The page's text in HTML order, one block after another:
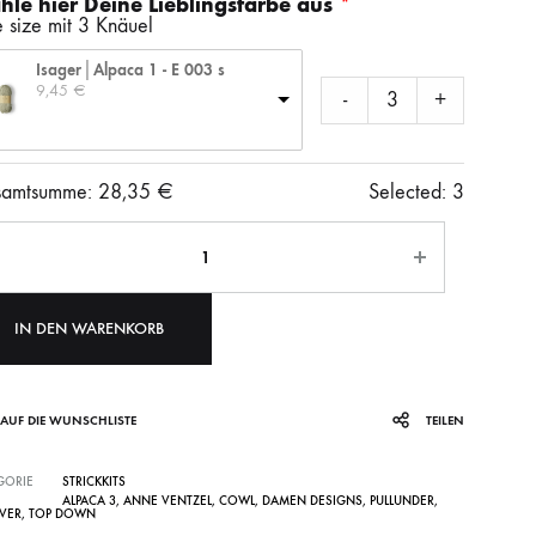
LAINES DU NORD
LITLG (LIFE IN THE LONG GRASS)
WOLLE + STAUNE
ROWAN
ANDERE SCHÖNE BÜCHER
size mit 3 Knäuel
Isager│Alpaca 1 - E 003 s
9,45 € - +
28,35 € Selected: 3
IN DEN WARENKORB
AUF DIE WUNSCHLISTE TEILEN
STRICKKITS
ALPACA 3, ANNE VENTZEL, COWL, DAMEN DESIGNS, PULLUNDER,
, TOP DOWN